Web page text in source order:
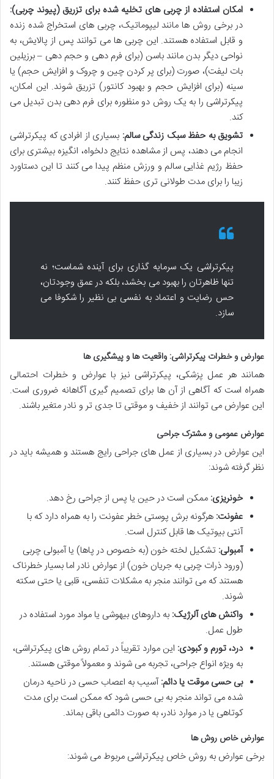
امکان استفاده از چربی های تخلیه شده برای تزریق (پیوند چربی):
در برخی روش ها مانند لیپوماتیک، چربی های استخراج شده زنده
و قابل استفاده هستند. این چربی ها می توانند پس از پالایش، به
نواحی دیگر بدن مانند باسن (برای فرم دهی و حجم دهی – برزیلین
بات لیفت)، صورت (برای پر کردن چین و چروک و افزایش حجم) یا
سینه (برای افزایش حجم و بهبود کانتور) تزریق شوند. این امکان،
پیکرتراشی را به یک روش دو منظوره برای فرم دهی بدن تبدیل می
کند.
تشویق به حفظ سبک زندگی سالم: بسیاری از افرادی که پیکرتراشی
انجام می دهند، پس از مشاهده نتایج دلخواه، انگیزه بیشتری برای
حفظ رژیم غذایی سالم و ورزش منظم پیدا می کنند تا این دستاورد
زیبا را برای مدت طولانی تری حفظ کنند.
پیکرتراشی یک سرمایه گذاری برای آینده شماست؛ نه
تنها ظاهرتان را بهبود می بخشد، بلکه در عمق وجودتان،
حس رضایت و اعتماد به نفسی بی نظیر را شکوفا می
سازد.
عوارض و خطرات پیکرتراشی: واقعیت ها و پیشگیری ها
همانند هر عمل پزشکی، پیکرتراشی نیز با عوارض و خطرات احتمالی
همراه است که آگاهی از آن ها برای تصمیم گیری آگاهانه ضروری است.
این عوارض می توانند از خفیف و موقتی تا جدی تر و نادر متغیر باشند.
عوارض عمومی و مشترک جراحی
این عوارض در بسیاری از عمل های جراحی رایج هستند و همیشه باید در
نظر گرفته شوند:
خونریزی: ممکن است در حین یا پس از جراحی رخ دهد.
عفونت: هرگونه برش پوستی خطر عفونت را به همراه دارد که با
آنتی بیوتیک ها قابل کنترل است.
آمبولی: تشکیل لخته خون (به خصوص در پاها) یا آمبولی چربی
(ورود ذرات چربی به جریان خون) از عوارض نادر اما بسیار خطرناک
هستند که می توانند منجر به مشکلات تنفسی، قلبی یا حتی سکته
شوند.
واکنش های آلرژیک: به داروهای بیهوشی یا مواد مورد استفاده در
طول عمل.
درد، تورم و کبودی: این موارد تقریباً در تمام روش های پیکرتراشی،
به ویژه انواع جراحی، تجربه می شوند و معمولاً موقتی هستند.
بی حسی موقت یا دائم:آسیب به اعصاب حسی در ناحیه درمان
شده می تواند منجر به بی حسی شود که ممکن است برای مدت
کوتاهی یا در موارد نادر، به صورت دائمی باقی بماند.
عوارض خاص روش ها
برخی عوارض به روش خاص پیکرتراشی مربوط می شوند: